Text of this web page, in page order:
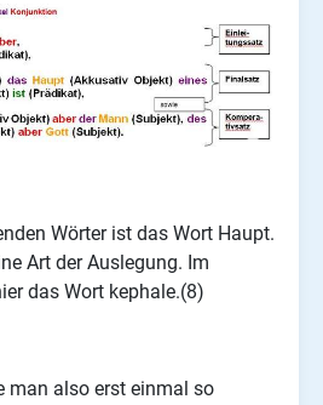
Wörter ist das Wort Haupt.
Art der Auslegung. Im
das Wort kephale.(8)
man also erst einmal so